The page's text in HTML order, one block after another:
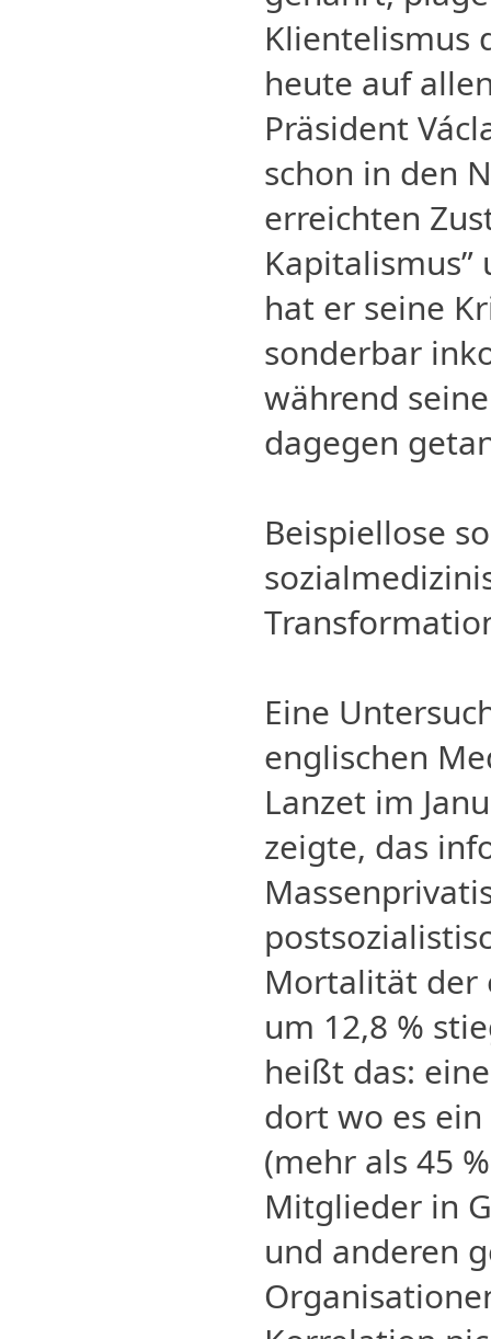
Klientelismus
heute auf
Präsident
schon in den
erreichten
Kapitalismus”
hat er seine
sonderbar
während
dagegen
Beispiellose
Eine
englischen
Lanzet im
zeigte, das
Mortalität der
um 12,8 %
heißt das:
dort wo es
(mehr als 45
Mitglieder in
und anderen